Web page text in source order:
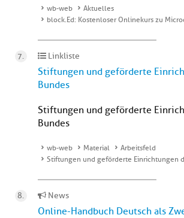
wb-web
Aktuelles
block.Ed: Kostenloser Onlinekurs zu
Linkliste
Stiftungen und geförderte
Bundes
Stiftungen und geförderte
Bundes
wb-web Material
Arbeitsfeld
Stiftungen und geförderte Einrichtungen
News
Online-Handbuch Deutsch als